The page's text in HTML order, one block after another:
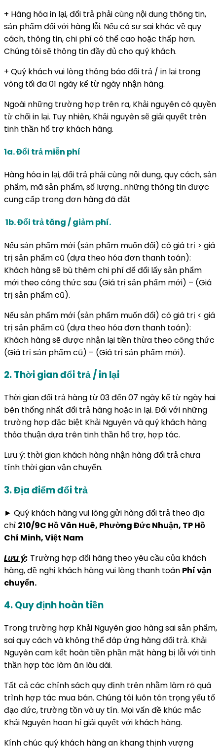
+ Hàng hóa in lại, đổi trả phải cùng nội dung thông tin,
sản phẩm đối với hàng lỗi. Nếu có sự sai khác về quy
cách, thông tin, chi phí có thể cao hoặc thấp hơn.
Chúng tôi sẽ thông tin đầy đủ cho quý khách.
+ Quý khách vui lòng thông báo đổi trả / in lại trong
vòng tối đa 01 ngày kể từ ngày nhận hàng.
Ngoài những trường hợp trên ra, Khải nguyên có quyền
từ chối in lại. Tuy nhiên, Khải nguyên sẽ giải quyết trên
tinh thần hổ trợ khách hàng.
1a. Đổi trả miễn phí
Hàng hóa in lại, đổi trả phải cùng nội dung, quy cách, sản
phẩm, mã sản phẩm, số lượng…những thông tin được
cung cấp trong đơn hàng đã đặt
1b. Đổi trả tăng / giảm phí.
Nếu sản phẩm mới (sản phẩm muốn đổi) có giá trị > giá
trị sản phẩm cũ (dựa theo hóa đơn thanh toán):
Khách hàng sẽ bù thêm chi phí để đổi lấy sản phẩm
mới theo công thức sau (Giá trị sản phẩm mới) – (Giá
trị sản phẩm cũ).
Nếu sản phẩm mới (sản phẩm muốn đổi) có giá trị < giá
trị sản phẩm cũ (dựa theo hóa đơn thanh toán):
Khách hàng sẽ được nhận lại tiền thừa theo công thức
(Giá trị sản phẩm cũ) – (Giá trị sản phẩm mới).
2. Thời gian đổi trả / in lại
Thời gian đổi trả hàng từ 03 đến 07 ngày kể từ ngày hai
bên thống nhất đổi trả hàng hoặc in lại. Đối với những
trường hợp đặc biệt Khải Nguyên và quý khách hàng
thỏa thuận dựa trên tinh thần hổ trợ, hợp tác.
Lưu ý: thời gian khách hàng nhận hàng đổi trả chưa
tính thời gian vận chuyển.
3. Địa điểm đổi trả
► Quý khách hàng vui lòng gửi hàng đổi trả theo địa
chỉ 210/9C Hồ Văn Huê, Phường Đức Nhuận, TP Hồ
Chí Minh, Việt Nam
Lưu ý: Trường hợp đổi hàng theo yêu cầu của khách
hàng, đề nghị khách hàng vui lòng thanh toán Phí vận
chuyển.
4. Quy định hoàn tiền
Trong trường hợp Khải Nguyên giao hàng sai sản phẩm,
sai quy cách và không thể đáp ứng hàng đổi trả. Khải
Nguyên cam kết hoàn tiền phần mặt hàng bị lỗi với tinh
thần hợp tác làm ăn lâu dài.
Tất cả các chính sách quy định trên nhằm làm rõ quá
trình hợp tác mua bán. Chúng tôi luôn tôn trọng yếu tố
đạo đức, trường tồn và uy tín. Mọi vấn đề khúc mắc
Khải Nguyên hoan hỉ giải quyết với khách hàng.
Kính chúc quý khách hàng an khang thịnh vượng